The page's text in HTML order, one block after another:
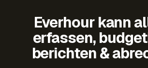
Everhour kann
erfassen,
berichten &